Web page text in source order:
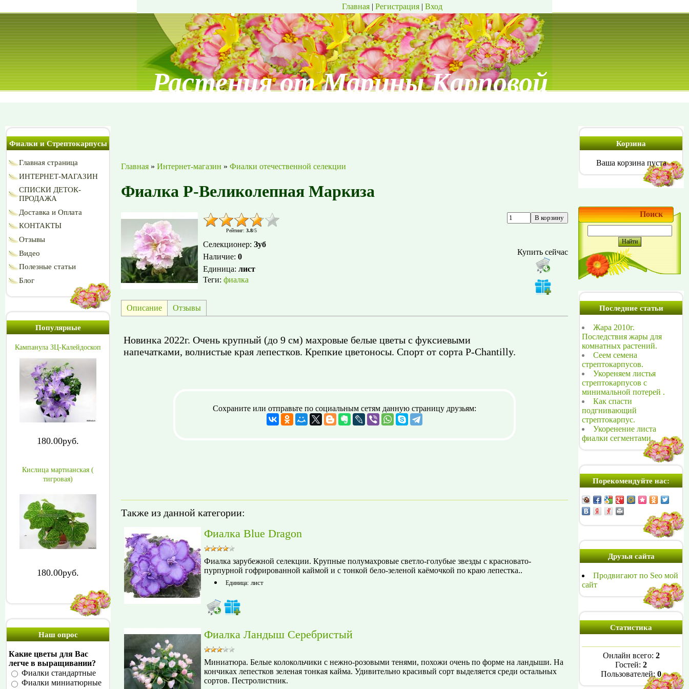
Главная | Регистрация | Вход
Растения от Марины Карповой
Фиалки и Стрептокарпусы
Главная страница
ИНТЕРНЕТ-МАГАЗИН
СПИСКИ ДЕТОК-
ПРОДАЖА
Доставка и Оплата
КОНТАКТЫ
Отзывы
Видео
Полезные статьи
Блог
Популярные
Кампанула ЗЦ-Калейдоскоп
180.00руб.
Кислица мартианская (
тигровая)
180.00руб.
Наш опрос
Какие цветы для Вас
легче в выращивании?
Фиалки стандартные
Фиалки миниатюрные
Главная » Интернет-магазин » Фиалки отечественной селекции
Фиалка Р-Великолепная Маркиза
Рейтинг: 3.8/5
Селекционер: Зуб
Наличие: 0
Единица: лист
Теги: фиалка
Купить сейчас
Описание Отзывы
Новинка 2022г. Очень крупный (до 9 см) махровые белые цветы с фуксиевыми
напечатками, волнистые края лепестков. Крепкие цветоносы. Спорт от сорта Р-Chantilly.
Сохраните или отправьте по социальным сетям данную страницу друзьям:
Также из данной категории:
Фиалка Blue Dragon
Фиалка зарубежной селекции. Крупные полумахровые светло-голубые звезды с красновато-
пурпурной гофрированной каймой и с тонкой бело-зеленой каёмочкой по краю лепестка..
Единица: лист
Фиалка Ландыш Серебристый
Миниатюра. Белые колокольчики с нежно-розовыми тенями, похожи очень по форме на ландыши. На
кончиках лепестков зеленая тонкая кайма. Удивительно красивый сорт выделяется среди остальных
сортов. Пестролистник.
Корзина
Ваша корзина пуста
Поиск
Последние статьи
Жара 2010г.
Последствия жары для
комнатных растений.
Сеем семена
стрептокарпусов.
Укореняем листья
стрептокарпусов с
минимальной потерей .
Как спасти
подгнивающий
стрептокарпус.
Укоренение листа
фиалки сегментами.
Порекомендуйте нас:
Друзья сайта
Продвигают по Seo мой
сайт
Статистика
Онлайн всего: 2
Гостей: 2
Пользователей: 0